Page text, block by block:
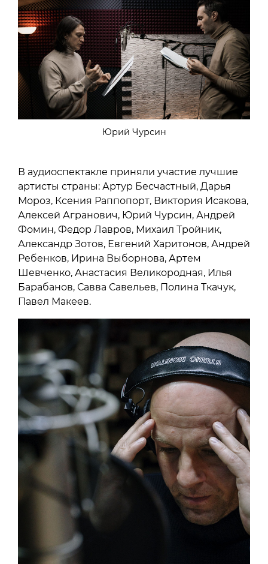
Юрий Чурсин
В аудиоспектакле приняли участие лучшие
артисты страны: Артур Бесчастный, Дарья
Мороз, Ксения Раппопорт, Виктория Исакова,
Алексей Агранович, Юрий Чурсин, Андрей
Фомин, Федор Лавров, Михаил Тройник,
Александр Зотов, Евгений Харитонов, Андрей
Ребенков, Ирина Выборнова, Артем
Шевченко, Анастасия Великородная, Илья
Барабанов, Савва Савельев, Полина Ткачук,
Павел Макеев.